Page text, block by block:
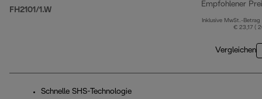
FH2101/1.W
Empfohlener
Inklusive MwSt.-Betrag
€ 23,17 (
Vergleichen
Schnelle SHS-Technologie